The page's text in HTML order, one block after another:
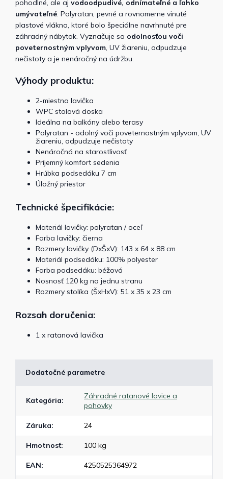
pohodlné, ale aj vodoodpudivé, odnímateľné a ľahko
umývateľné. Polyratan, pevné a rovnomerne vinuté
plastové vlákno, ktoré bolo špeciálne navrhnuté pre
záhradný nábytok. Vyznačuje sa odolnosťou voči
poveternostným vplyvom, UV žiareniu, odpudzuje
nečistoty a je nenáročný na údržbu.
Výhody produktu:
2-miestna lavička
WPC stolová doska
Ideálna na balkóny alebo terasy
Polyratan - odolný voči poveternostným vplyvom, UV
žiareniu, odpudzuje nečistoty
Nenáročná na starostlivosť
Príjemný komfort sedenia
Hrúbka podsedáku 7 cm
Úložný priestor
Technické špecifikácie:
Materiál lavičky: polyratan / oceľ
Farba lavičky: čierna
Rozmery lavičky (DxŠxV): 143 x 64 x 88 cm
Materiál podsedáku: 100% polyester
Farba podsedáku: béžová
Nosnosť 120 kg na jednu stranu
Rozmery stolíka (ŠxHxV): 51 x 35 x 23 cm
Rozsah doručenia:
1 x ratanová lavička
Dodatočné parametre
Kategória:
Záhradné ratanové lavice a
pohovky
Záruka: 24
Hmotnosť: 100 kg
EAN: 4250525364972